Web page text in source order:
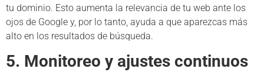
tu dominio. Esto aumenta la relevancia de tu web ante los
ojos de Google y, por lo tanto, ayuda a que aparezcas más
alto en los resultados de búsqueda.
5. Monitoreo y ajustes continuos